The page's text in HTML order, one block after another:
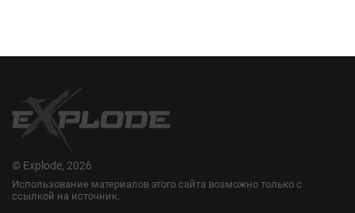
© Explode, 2026
Использование материалов этого сайта возможно только с
ссылкой на источник.